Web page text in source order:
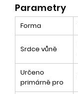
Parametry
Forma
Srdce vůně
Určeno
primárně pro